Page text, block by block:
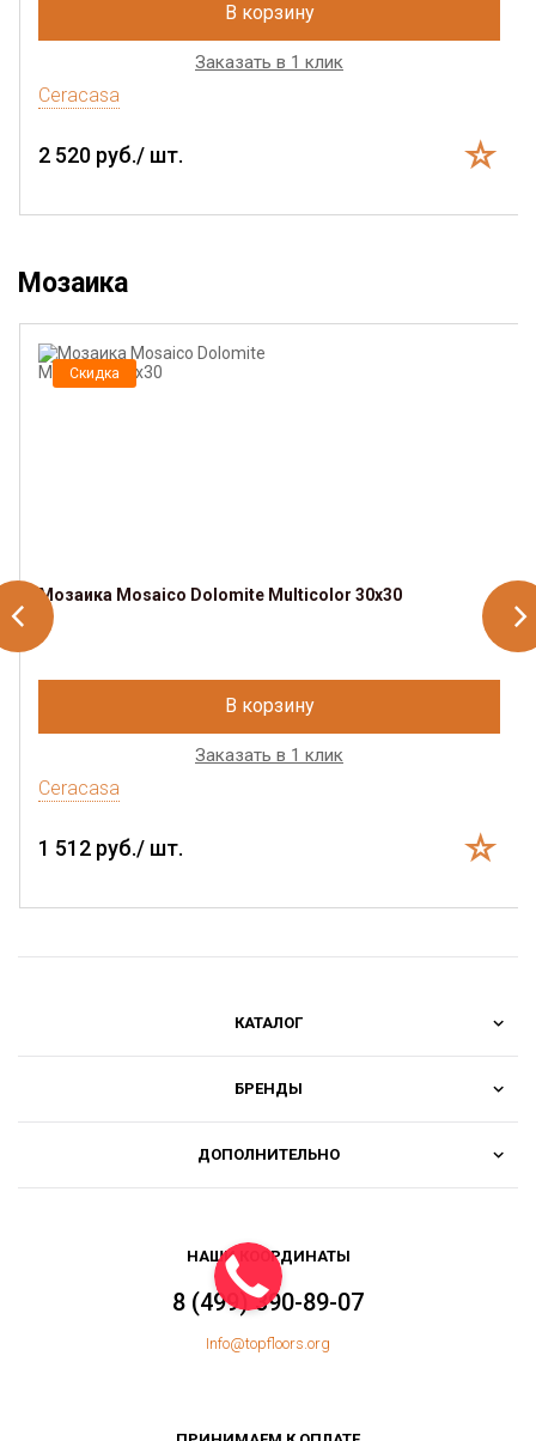
В корзину
Заказать в 1 клик
Ceracasa
2 520 руб./ шт.
Мозаика
Скидка
Мозаика Mosaico Dolomite Multicolor 30х30
В корзину
Заказать в 1 клик
Ceracasa
1 512 руб./ шт.
КАТАЛОГ
БРЕНДЫ
ДОПОЛНИТЕЛЬНО
НАШИ КООРДИНАТЫ
8 (499) 390-89-07
Info@topfloors.org